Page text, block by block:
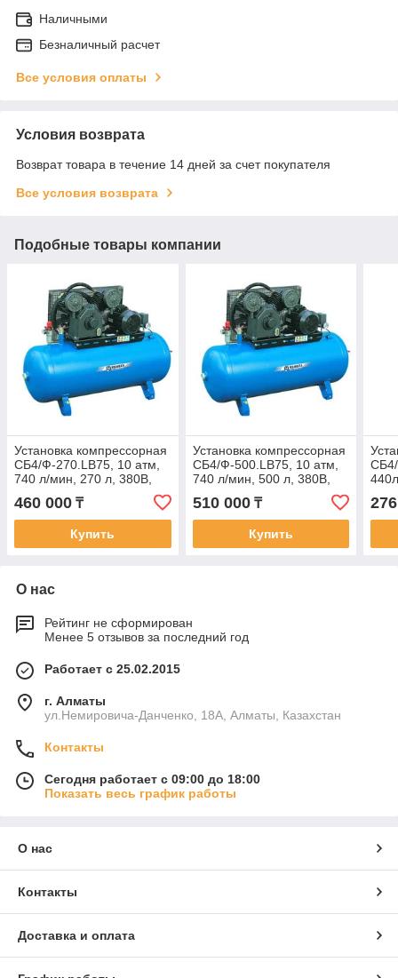
Наличными
Безналичный расчет
Все условия оплаты
Условия возврата
Возврат товара в течение 14 дней за счет покупателя
Все условия возврата
Подобные товары компании
Установка компрессорная
СБ4/Ф-270.LB75, 10 атм,
740 л/мин, 270 л, 380В,
5,5кВт, 1650х510х1150 мм,
вес 206 к
460 000 ₸
Купить
Установка компрессорная
СБ4/Ф-500.LB75, 10 атм,
740 л/мин, 500 л, 380В,
мм, вес 246 к
510 000₸
Купить
вес
О нас
Рейтинг не сформирован
Менее 5 отзывов за последний год
Работает с 25.02.2015
г. Алматы
ул.Немировича-Данченко, 18А, Алматы, Казахстан
Контакты
Сегодня работает с 09:00 до 18:00
Показать весь график работы
О нас
Контакты
Доставка и оплата